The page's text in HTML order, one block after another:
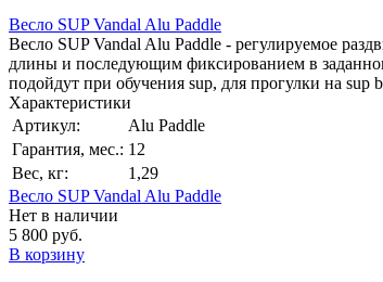
Весло SUP Vandal Alu Paddle
Весло SUP Vandal Alu Paddle - регулируемое
длины и последующим фиксированием в
подойдут при обучения sup, для прогулки на sup
Характеристики
Артикул:
Alu Paddle
Гарантия, мес.: 12
Вес, кг:
1,29
Весло SUP Vandal Alu Paddle
Нет в наличии
5 800 руб.
В корзину